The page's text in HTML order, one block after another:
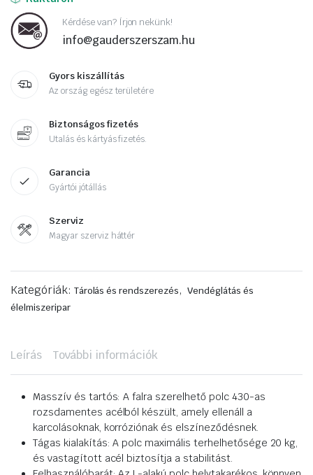
22987 Ft.20193 Ft.
Kérdése van? Írjon nekünk!
info@gauderszerszam.hu
Gyors kiszállítás
Az ország egész területére
Biztonságos fizetés
Utalás és kártyás fizetés.
Garancia
Gyártói jótállás
Szerviz
Magyar szerviz háttér
Kategóriák: Tárolás és rendszerezés, Vendéglátás és
élelmiszeripar
Leírás További információk
Masszív és tartós: A falra szerelhető polc 430-as
rozsdamentes acélból készült, amely ellenáll a
karcolásoknak, korróziónak és elszíneződésnek.
Tágas kialakítás: A polc maximális terhelhetősége 20 kg,
és vastagított acél biztosítja a stabilitást.